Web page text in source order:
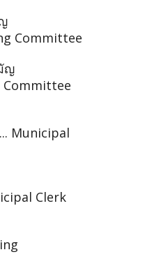
Committee
ญ
Committee
Municipal
Clerk